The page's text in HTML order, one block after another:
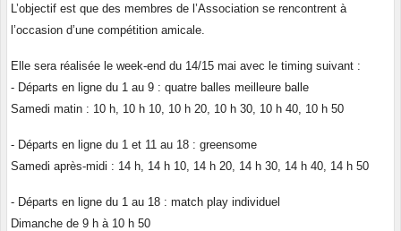
L’objectif est que des membres de l’Association se rencontrent à
l’occasion d’une compétition amicale.
Elle sera réalisée le week-end du 14/15 mai avec le timing suivant :
- Départs en ligne du 1 au 9 : quatre balles meilleure balle
Samedi matin : 10 h, 10 h 10, 10 h 20, 10 h 30, 10 h 40, 10 h 50
- Départs en ligne du 1 et 11 au 18 : greensome
Samedi après-midi : 14 h, 14 h 10, 14 h 20, 14 h 30, 14 h 40, 14 h 50
- Départs en ligne du 1 au 18 : match play individuel
Dimanche de 9 h à 10 h 50